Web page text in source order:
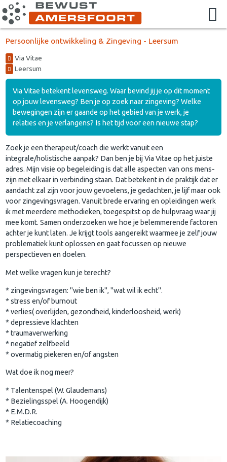
Persoonlijke ontwikkeling & Zingeving - Leersum
Via Vitae
Leersum
Via Vitae betekent levensweg. Waar bevind jij je op dit moment
op jouw levensweg? Ben je op zoek naar zingeving? Welke
bewegingen zijn er gaande op het gebied van je werk, je
relaties en je verlangens? Is het tijd voor een nieuwe stap?
Zoek je een therapeut/coach die werkt vanuit een
integrale/holistische aanpak? Dan ben je bij Via Vitae op het juiste
adres. Mijn visie op begeleiding is dat alle aspecten van ons mens-
zijn met elkaar in verbinding staan. Dat betekent in de praktijk dat er
aandacht zal zijn voor jouw gevoelens, je gedachten, je lijf maar ook
voor zingevingsvragen. Vanuit brede ervaring en opleidingen werk
ik met meerdere methodieken, toegespitst op de hulpvraag waar jij
mee komt. Samen onderzoeken we hoe je belemmerende factoren
achter je kunt laten. Je krijgt tools aangereikt waarmee je zelf jouw
problematiek kunt oplossen en gaat focussen op nieuwe
perspectieven en doelen.
Met welke vragen kun je terecht?
* zingevingsvragen: "wie ben ik", "wat wil ik echt".
* stress en/of burnout
* verlies( overlijden, gezondheid, kinderloosheid, werk)
* depressieve klachten
* traumaverwerking
* negatief zelfbeeld
* overmatig piekeren en/of angsten
Wat doe ik nog meer?
* Talentenspel (W. Glaudemans)
* Bezielingsspel (A. Hoogendijk)
* E.M.D.R.
* Relatiecoaching